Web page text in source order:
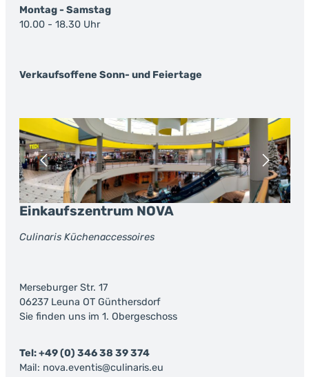
Montag - Samstag
10.00 - 18.30 Uhr
Verkaufsoffene Sonn- und Feiertage
Bildergalerie überspringen
Einkaufszentrum NOVA
Culinaris Küchenaccessoires
Merseburger Str. 17
06237 Leuna OT Günthersdorf
Sie finden uns im 1. Obergeschoss
Tel: +49 (0) 346 38 39 374
Mail: nova.eventis@culinaris.eu